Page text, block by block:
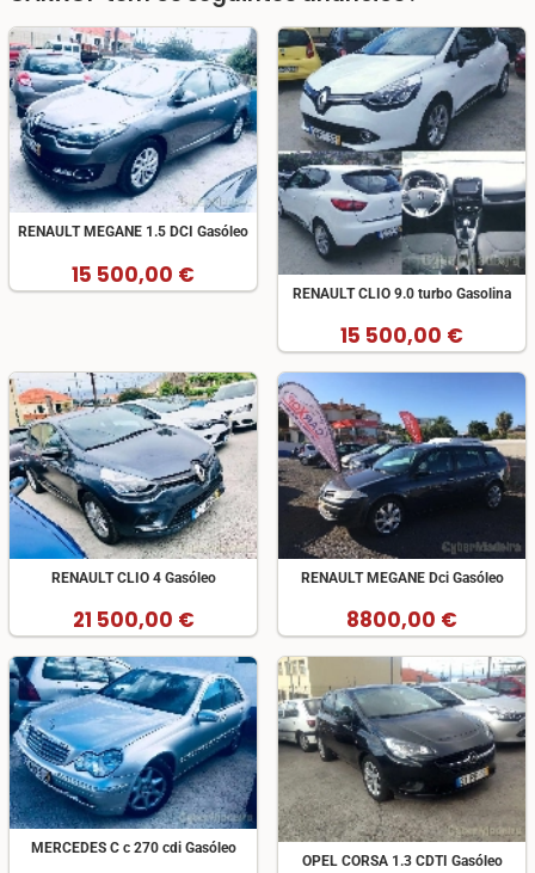
RENAULT MEGANE 1.5 DCI Gasóleo
15 500,00 €
RENAULT CLIO 9.0 turbo Gasolina
15 500,00 €
RENAULT CLIO 4 Gasóleo
21 500,00 €
RENAULT MEGANE Dci Gasóleo
8800,00 €
MERCEDES C c 270 cdi Gasóleo
OPEL CORSA 1.3 CDTI Gasóleo